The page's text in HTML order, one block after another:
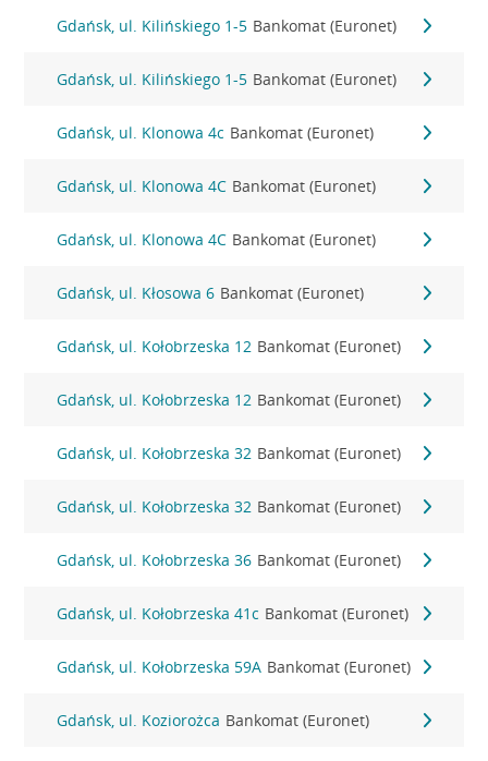
Gdańsk, ul. Kilińskiego 1-5 Bankomat (Euronet)
Gdańsk, ul. Kilińskiego 1-5 Bankomat (Euronet)
Gdańsk, ul. Klonowa 4c Bankomat (Euronet)
Gdańsk, ul. Klonowa 4C Bankomat (Euronet)
Gdańsk, ul. Klonowa 4C Bankomat (Euronet)
Gdańsk, ul. Kłosowa 6 Bankomat (Euronet)
Gdańsk, ul. Kołobrzeska 12 Bankomat (Euronet)
Gdańsk, ul. Kołobrzeska 12 Bankomat (Euronet)
Gdańsk, ul. Kołobrzeska 32 Bankomat (Euronet)
Gdańsk, ul. Kołobrzeska 32 Bankomat (Euronet)
Gdańsk, ul. Kołobrzeska 36 Bankomat (Euronet)
Gdańsk, ul. Kołobrzeska 41c Bankomat (Euronet)
Gdańsk, ul. Kołobrzeska 59A Bankomat (Euronet)
Gdańsk, ul. Koziorożca Bankomat (Euronet)